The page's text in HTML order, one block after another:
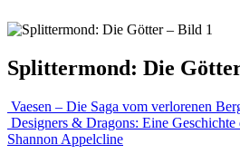
Splittermond: Die
Vaesen – Die Saga vom verlorenen
Designers & Dragons: Eine Geschichte
Shannon Appelcline